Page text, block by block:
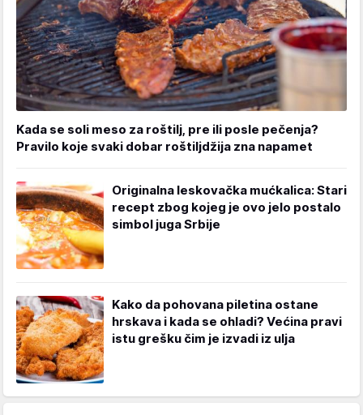
Kada se soli meso za roštilj, pre ili posle pečenja?
Pravilo koje svaki dobar roštiljdžija zna napamet
Originalna leskovačka mućkalica: Stari
recept zbog kojeg je ovo jelo postalo
simbol juga Srbije
Kako da pohovana piletina ostane
hrskava i kada se ohladi? Većina pravi
istu grešku čim je izvadi iz ulja